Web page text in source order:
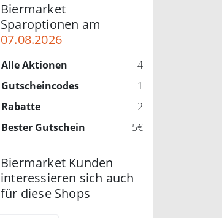
Biermarket
Sparoptionen am
07.08.2026
Alle Aktionen
4
Gutscheincodes
1
Rabatte
2
Bester Gutschein
5€
Biermarket Kunden
interessieren sich auch
für diese Shops